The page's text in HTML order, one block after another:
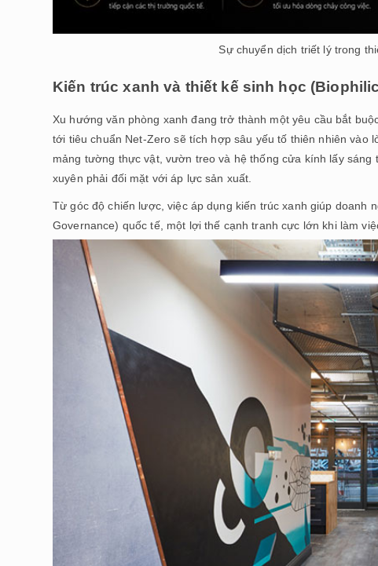
Sự chuyển dịch triết lý trong
Kiến trúc xanh và thiết kế sinh học
Xu hướng văn phòng xanh đang trở thành một yêu cầu bắt
tới tiêu chuẩn Net-Zero sẽ tích hợp sâu yếu tố thiên nhiên vào
mảng tường thực vật, vườn treo và hệ thống cửa kính lấy
xuyên phải đối mặt với áp lực sản xuất.
Từ góc độ chiến lược, việc áp dụng kiến trúc xanh giúp doanh
Governance) quốc tế, một lợi thế cạnh tranh cực lớn khi làm